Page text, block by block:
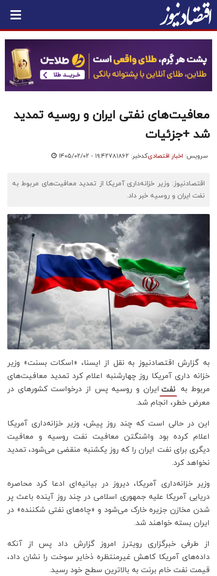
معافیت‌های نفتی ایران و روسیه تمدید
شد +جزئیات
سرویس: اخبار اقتصادیکدخبر: ۷۸۱۸۶۲ ۱۴۰۵/۰۲/۰۲ - ۱۹:۴۲
اقتصادنیوز: وزیر خزانه‌داری آمریکا از تمدید معافیت‌های مربوط به
نفت ایران و روسیه خبر داد.
به گزارش اقتصادنیوز به نقل از ایسنا، «اسکات بسنت» وزیر
خزانه داری آمریکا روز چهارشنبه اعلام کرد تمدید معافیت‌های
مربوط به نفت ایران و روسیه پس از درخواست کشورهای در
معرض خطر، انجام شد.
این در حالی است که چند روز پیش، وزیر خزانه‌داری آمریکا
اعلام کرده بود واشنگتن معافیت نفت روسیه و معافیت
دیگری برای نفت ایران را که روز یکشنبه منقضی می‌شود، تمدید
نخواهد کرد.
وزیر خزانه‌داری آمریکا، دیروز در بیانیه‌ای ادعا کرد محاصره
دریایی آمریکا علیه جمهوری اسلامی در چند روز آینده باعث پر
شدن مخازن جزیره خارک می‌شود و «چاه‌های نفتی شکننده» در
ایران بسته خواهند شد.
از طرفی خبرگزاری رویترز امروز گزارش داد پس از آنکه
داده‌های آمریکا کاهش غیرمنتظره ذخایر سوخت را نشان داد،
قیمت نفت خام برنت به بالاترین سطح خود رسید.